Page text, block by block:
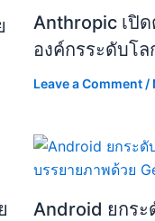
Anthropic เปิ
องค์กรระดับโล
Leave a Comment /
Android ยกระ